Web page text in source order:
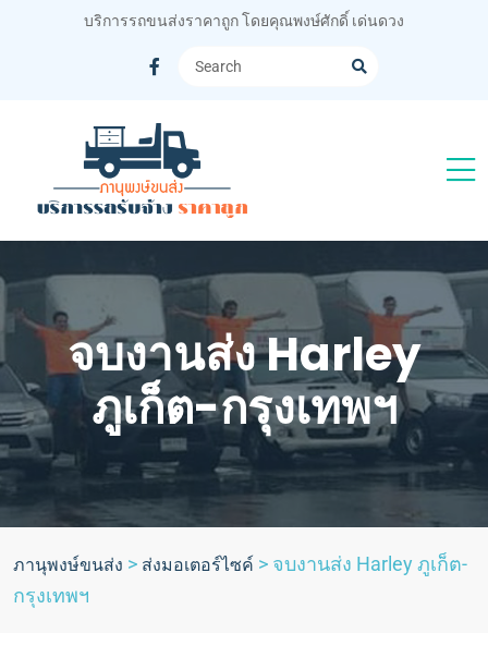
บริการรถขนส่งราคาถูก โดยคุณพงษ์ศักดิ์ เด่นดวง
จบงานส่ง Harley
ภูเก็ต-กรุงเทพฯ
ภานุพงษ์ขนส่ง > ส่งมอเตอร์ไซค์ > จบงานส่ง Harley ภูเก็ต-
กรุงเทพฯ